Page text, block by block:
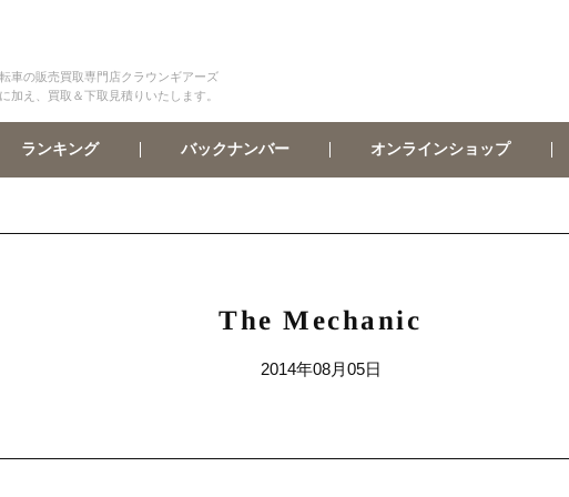
車の販売買取専門店クラウンギアーズ
加え、買取＆下取見積りいたします。
ランキング バックナンバー オンラインショップ
The Mechanic
2014年08月05日